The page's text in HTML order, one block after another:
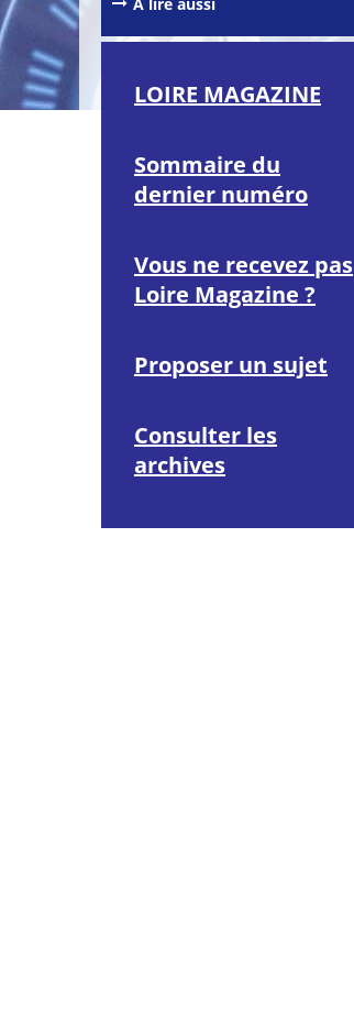
LOIRE MAGAZINE
Sommaire du
dernier numéro
Vous ne recevez pas
Loire Magazine ?
Proposer un sujet
Consulter les
archives